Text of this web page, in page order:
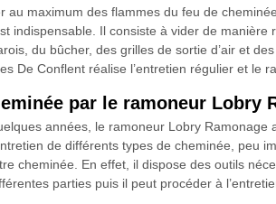
au maximum des flammes du feu de
indispensable. Il consiste à vider de
du bûcher, des grilles de sortie d’air et
De Conflent réalise l’entretien régulier et le
par le ramoneur Lobry
années, le ramoneur Lobry
de différents types de cheminée,
cheminée. En effet, il dispose des outils
parties puis il peut procéder à